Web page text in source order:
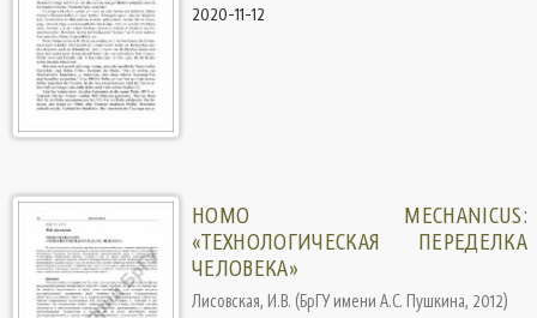
2020-11-12
HOMO MECHANICUS:
«ТЕХНОЛОГИЧЕСКАЯ ПЕРЕДЕЛКА
ЧЕЛОВЕКА»
Лисовская, И.В. (БрГУ имени А.С. Пушкина, 2012)